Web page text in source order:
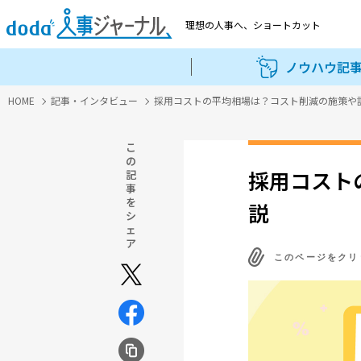
理想の人事へ、 ショートカット
ノウハウ記
HOME 記事・インタビュー 採用コストの平均相場は？コスト削減の施策や
こ
の
記
事
を
シ
ェ
ア
採用コスト
説
このページをク